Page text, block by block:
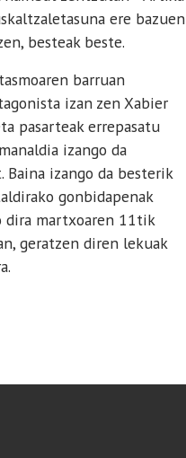
ere bazuen
besteak beste.
barruan
izan zen Xabier
pasarteak errepasatu
izango da
izango da besterik
gonbidapenak
dira martxoaren 11tik
geratzen diren lekuak